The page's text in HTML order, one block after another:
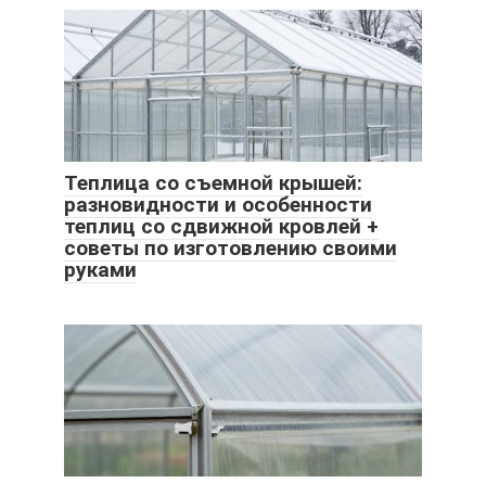
Теплица со съемной крышей:
разновидности и особенности
теплиц со сдвижной кровлей +
советы по изготовлению своими
руками